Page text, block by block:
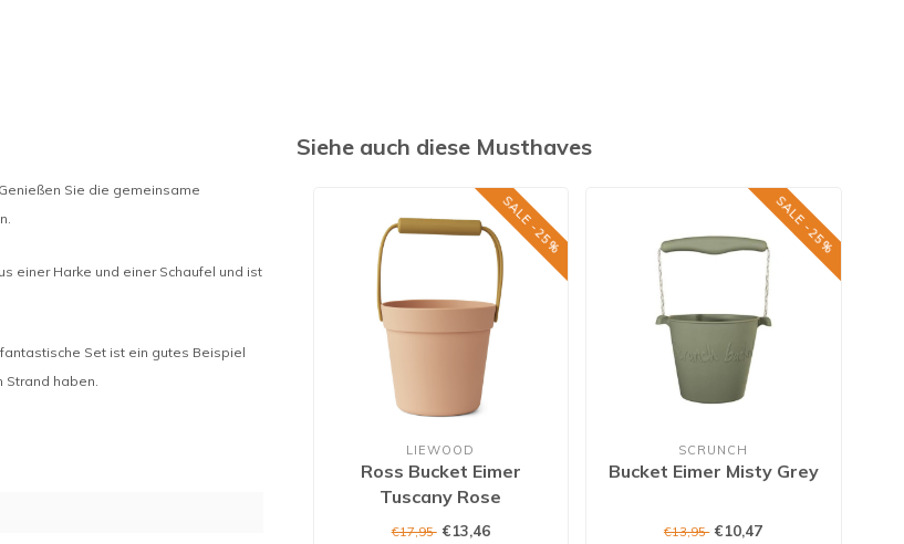
Sie die gemeinsame
einer Harke und einer Schaufel und ist
Set ist ein gutes Beispiel
Strand haben.
Siehe auch diese Musthaves
SALE -25%
LIEWOOD
Ross Bucket Eimer
Tuscany Rose
€17,95 €13,46
SALE -25%
SCRUNCH
Bucket Eimer Misty Grey
€13,95 €10,47